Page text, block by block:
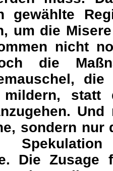
die
mildern, statt
sondern nur
Die Zusage
und
wird.